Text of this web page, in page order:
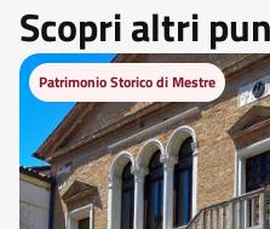
Scopri altri
Patrimonio Storico di Mestre